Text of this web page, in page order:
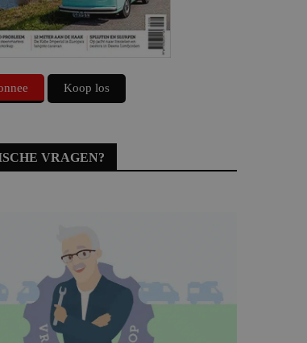
Koop los
VRAGEN?